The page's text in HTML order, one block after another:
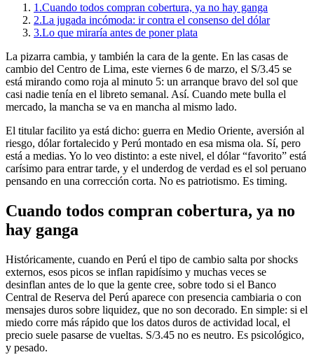
1.Cuando todos compran cobertura, ya no hay ganga
2.La jugada incómoda: ir contra el consenso del dólar
3.Lo que miraría antes de poner plata
La pizarra cambia, y también la cara de la gente. En las casas de
cambio del Centro de Lima, este viernes 6 de marzo, el S/3.45 se
está mirando como roja al minuto 5: un arranque bravo del sol que
casi nadie tenía en el libreto semanal. Así. Cuando mete bulla el
mercado, la mancha se va en mancha al mismo lado.
El titular facilito ya está dicho: guerra en Medio Oriente, aversión al
riesgo, dólar fortalecido y Perú montado en esa misma ola. Sí, pero
está a medias. Yo lo veo distinto: a este nivel, el dólar “favorito” está
carísimo para entrar tarde, y el underdog de verdad es el sol peruano
pensando en una corrección corta. No es patriotismo. Es timing.
Cuando todos compran cobertura, ya no
hay ganga
Históricamente, cuando en Perú el tipo de cambio salta por shocks
externos, esos picos se inflan rapidísimo y muchas veces se
desinflan antes de lo que la gente cree, sobre todo si el Banco
Central de Reserva del Perú aparece con presencia cambiaria o con
mensajes duros sobre liquidez, que no son decorado. En simple: si el
miedo corre más rápido que los datos duros de actividad local, el
precio suele pasarse de vueltas. S/3.45 no es neutro. Es psicológico,
y pesado.